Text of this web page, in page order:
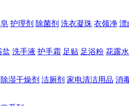
护理剂 除菌剂 洗衣凝珠 衣领净 漂
盐 洗手液 护手霜 足贴 足浴粉 花露水
除湿干燥剂 洁厕剂 家电清洁用品 消